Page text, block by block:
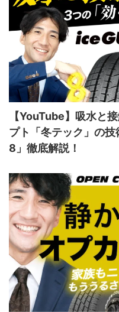
【YouTube】吸水と
プト「冬テック」の
8」徹底解説！